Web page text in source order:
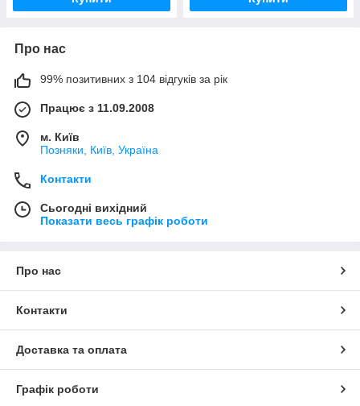
Про нас
99% позитивних з 104 відгуків за рік
Працює з 11.09.2008
м. Київ
Позняки, Київ, Україна
Контакти
Сьогодні вихідний
Показати весь графік роботи
Про нас
Контакти
Доставка та оплата
Графік роботи